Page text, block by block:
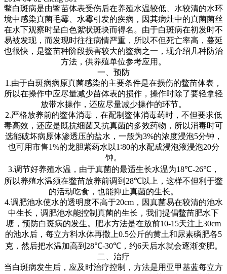
鳖白斑病是由鳖苗体表受伤后在养殖水温较低、水较清的水环
境中感染真菌毛霉、水霉引发的疾病，因其病灶中的真菌菌丝
在水下观察时呈白色絮状斑块而得名。由于白斑病在初发时不
易被发现，而发现时往往病情严重，所以不但死亡率高，蔓延
也很快，是鳖苗种阶段损害较大的鳖病之一，现介绍几种防治
方法，供养殖单位参考应用。
一、预防
1.由于白斑病病原真菌感染的主要条件是在损伤的鳖苗体表，
所以在操作中应尽量减少苗体表的损作，操作时除了要轻拿轻
放带水操作，还应尽量减少操作的环节。
2.严格放养前的鳖体消毒，在配制鳖体消毒药时，不但要求低
毒高效，还应是既抗细菌又抗真菌的多效药物，所以消毒时可
选能破坏病原体渗透压的盐水，一般为3%的浓度浸泡5分钟，
也可用市售1%的龙胆紫药水以1∶80的水配成浸泡液浸泡20分
钟。
3.调节好养殖水温，由于真菌的最适生长水温为18℃-26℃，
所以养殖水温须在鳖苗放养前调到 28℃以上，这样不但利于鳖
的活动吃食，也能抑止真菌的生长。
4.调肥池水使水的透明度不高于20cm，因真菌易在较清的池水
中生长，调肥池水能控制真菌的生长，我们提倡鳖苗肥水下
塘，预防白斑病的发生。肥水方法是在放前10-15天注上30cm
的池水后，每立方料水体再撒上0.5公斤的黄土和尿素磷肥各5
克，然后把水温加高到 28℃-30℃，约6天后水就会逐渐变肥。
二、治疗
当白斑病发生后，应及时治疗控制，方法是用亚甲基蓝每立方